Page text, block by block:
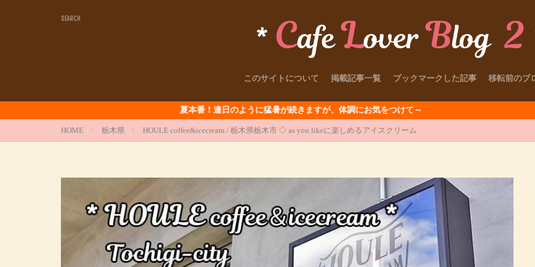
このサイトについて 掲載記事一覧 ブックマークした記事 移転前のブ
夏本番！連日のように猛暑が続きますが、体調にお気をつけて～
HOME 栃木県 HOULE coffee&icecream / 栃木県栃木市 ◇ as you likeに楽しめるアイスクリーム